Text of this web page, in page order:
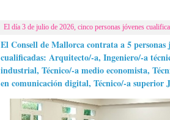
El día 3 de julio de 2026, cinco personas jóvenes
El Consell de Mallorca contrata a 5 personas
cualificadas: Arquitecto/-a, Ingeniero/-a
industrial, Técnico/-a medio economista,
en comunicación digital, Técnico/-a superior